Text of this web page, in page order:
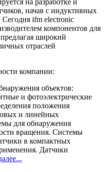
на разработке и
начав с индуктивных
ifm electronic
компонентов для
широкий
отраслей
компании:
объектов:
и фотоэлектрические
положения
и линейных
для обнаружения
вращения. Системы
в компактных
Датчики